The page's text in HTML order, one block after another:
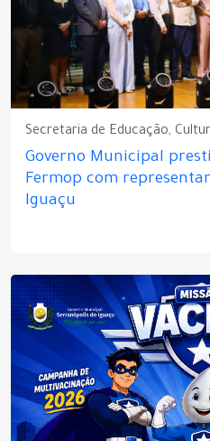
Secretaria de Educação,
Governo Municipal
Fermop com
Iguaçu